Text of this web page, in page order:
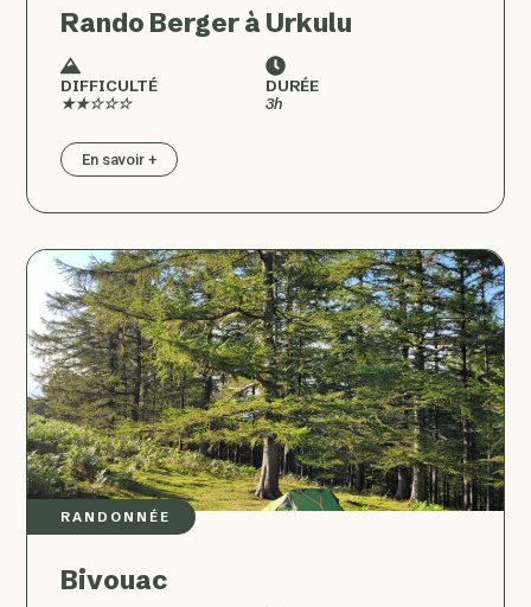
Rando Berger à Urkulu
DIFFICULTÉ
★★☆☆☆
DURÉE
3h
En savoir +
RANDONNÉE
Bivouac